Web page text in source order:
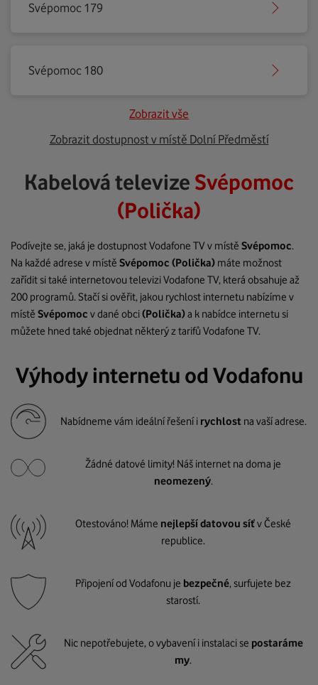
Svépomoc 179
Svépomoc 180
Zobrazit vše
Zobrazit dostupnost v místě Dolní Předměstí
Kabelová televize Svépomoc
(Polička)
Podívejte se, jaká je dostupnost Vodafone TV v místě Svépomoc.
Na každé adrese v místě Svépomoc (Polička) máte možnost
zařídit si také internetovou televizi Vodafone TV, která obsahuje až
200 programů. Stačí si ověřit, jakou rychlost internetu nabízíme v
místě Svépomoc v dané obci(Polička)a k nabídce internetu si
můžete hned také objednat některý z tarifů Vodafone TV.
Výhody internetu od Vodafonu
Nabídneme vám ideální řešení i rychlost na vaší adrese.
Žádné datové limity! Náš internet na doma je
neomezený.
Otestováno! Máme nejlepší datovou síťv České
republice.
Připojení od Vodafonu je bezpečné, surfujete bez
starostí.
Nic nepotřebujete, o vybavení i instalaci se postaráme
my.